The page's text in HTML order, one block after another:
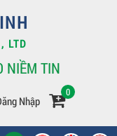
LTD
NIỀM TIN
Nhập
0